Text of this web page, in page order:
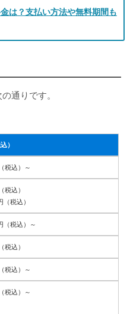
は？支払い方法や無料期間も
通りです。
）
税込）～
税込）
（税込）
（税込）～
税込）
税込）～
税込）～